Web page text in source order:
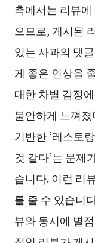
측에서는 리뷰
으므로, 게시된
있는 사과의 댓
게 좋은 인상을
대한 차별 감정
불안하게 느껴
기반한 ‘레스토
것 같다’는 문제
습니다. 이런 리
를 줄 수 있습니
뷰와 동시에 별